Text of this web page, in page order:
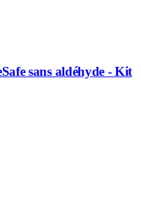
sans aldéhyde - Kit